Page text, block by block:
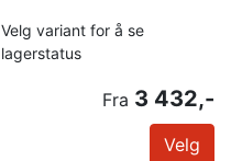
Velg variant for å se
lagerstatus
Fra 3 432,-
Velg